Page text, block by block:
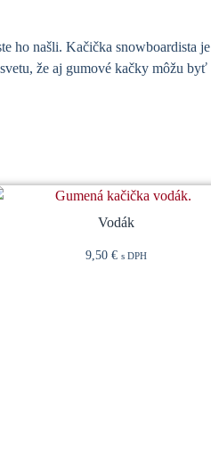
ho našli. Kačička snowboardista je
že aj gumové kačky môžu byť
Vodák
9,50 € s DPH